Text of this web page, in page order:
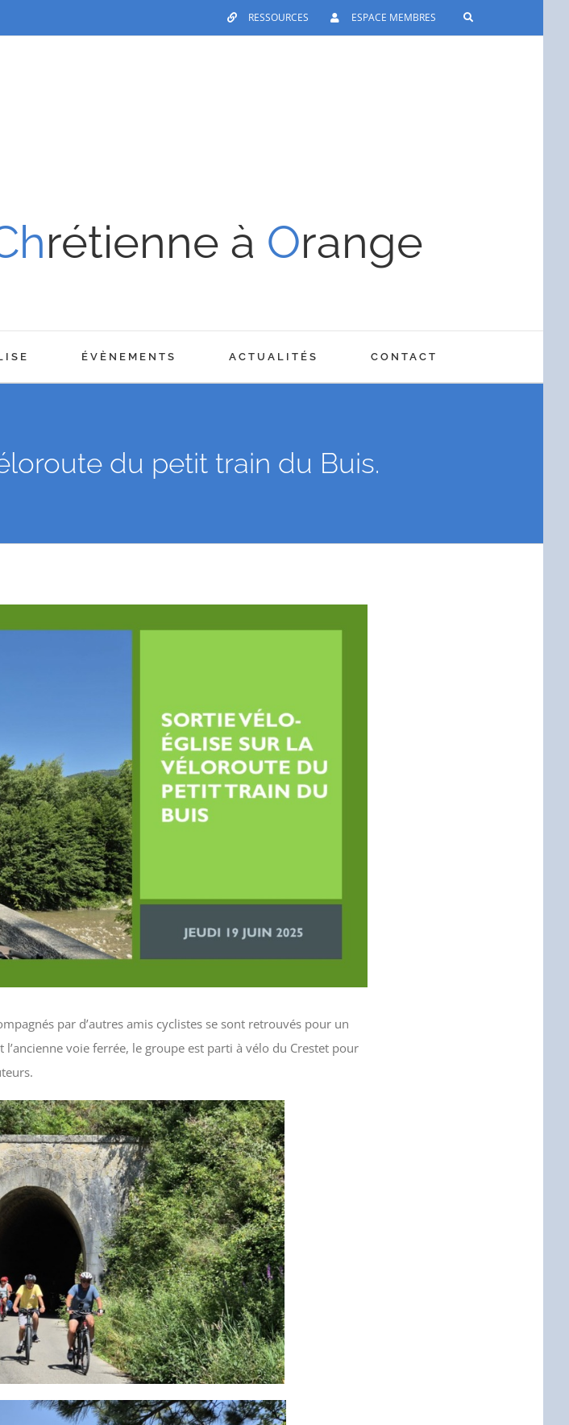
RESSOURCES ESPACE MEMBRES
rétienne à Orange
ÉVÈNEMENTS ACTUALITÉS CONTACT
du petit train du Buis.
par d’autres amis cyclistes se sont retrouvés pour un
voie ferrée, le groupe est parti à vélo du Crestet pour